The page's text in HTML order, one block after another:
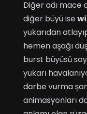
Diğer adı mace
diğer büyü ise
yukarıdan
hemen aşağı
burst büyüsü
yukarı
darbe vurma
animasyonları